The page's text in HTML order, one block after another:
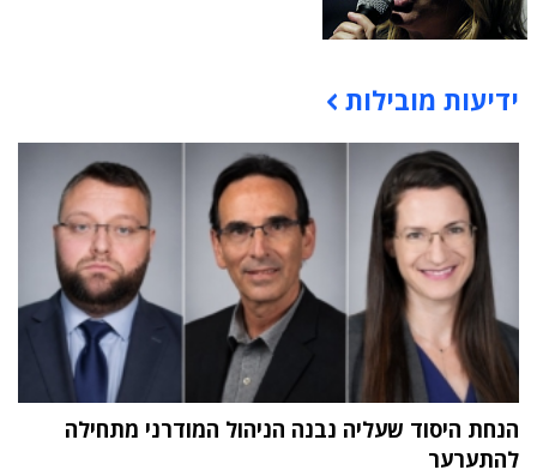
תוכן פרסומי
ידיעות מובילות
הנחת היסוד שעליה נבנה הניהול המודרני מתחילה
להתערער